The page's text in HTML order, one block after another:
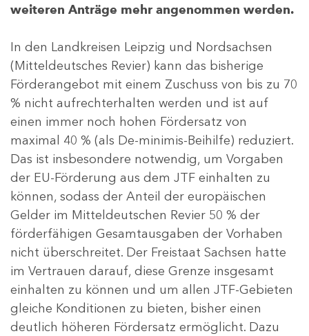
weiteren Anträge mehr angenommen werden.
In den Landkreisen Leipzig und Nordsachsen
(Mitteldeutsches Revier) kann das bisherige
Förderangebot mit einem Zuschuss von bis zu 70
% nicht aufrechterhalten werden und ist auf
einen immer noch hohen Fördersatz von
maximal 40 % (als De-minimis-Beihilfe) reduziert.
Das ist insbesondere notwendig, um Vorgaben
der EU-Förderung aus dem JTF einhalten zu
können, sodass der Anteil der europäischen
Gelder im Mitteldeutschen Revier 50 % der
förderfähigen Gesamtausgaben der Vorhaben
nicht überschreitet. Der Freistaat Sachsen hatte
im Vertrauen darauf, diese Grenze insgesamt
einhalten zu können und um allen JTF-Gebieten
gleiche Konditionen zu bieten, bisher einen
deutlich höheren Fördersatz ermöglicht. Dazu